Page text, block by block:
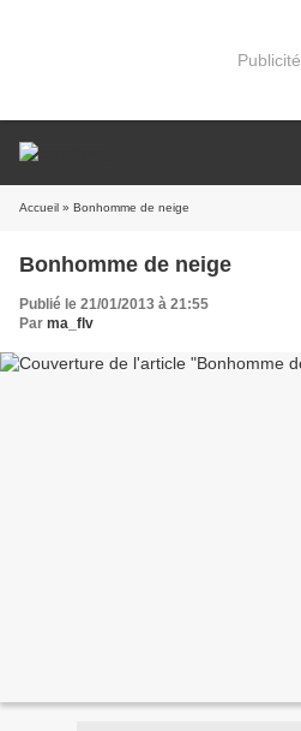
Publicité
Accueil » Bonhomme de neige
Bonhomme de neige
Publié le 21/01/2013 à 21:55
Par ma_flv